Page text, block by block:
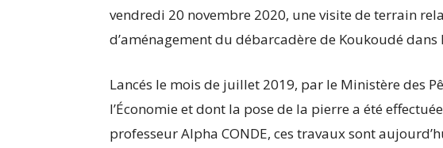
vendredi 20 novembre 2020, une visite de terrain
d’aménagement du débarcadère de Koukoudé
Lancés le mois de juillet 2019, par le Ministère des
l’Économie et dont la pose de la pierre a été
professeur Alpha CONDE, ces travaux sont